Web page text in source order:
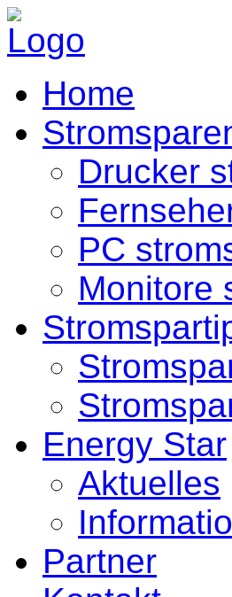
Home
Drucker
PC
Monitore
Energy Star
Aktuelles
Partner